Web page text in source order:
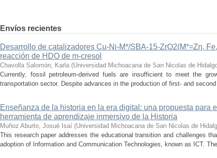
Envíos recientes
Desarrollo de catalizadores Cu-Ni-M*/SBA-15-ZrO2(M*=Zn,
reacción de HDO de m-cresol
Chavolla Salomón, Karla (Universidad Michoacana de San Nicolas de
Currently, fossil petroleum-derived fuels are insufficient to meet the
transportation sector. Despite advances in the production of first- and
Enseñanza de la historia en la era digital: una propuesta para
herramienta de aprendizaje inmersivo de la Historia
Muñoz Aburto, Josué Isaí (Universidad Michoacana de San Nicolas de
This research paper addresses the educational transition and challenges
adoption of Information and Communication Technologies, known as ICT.